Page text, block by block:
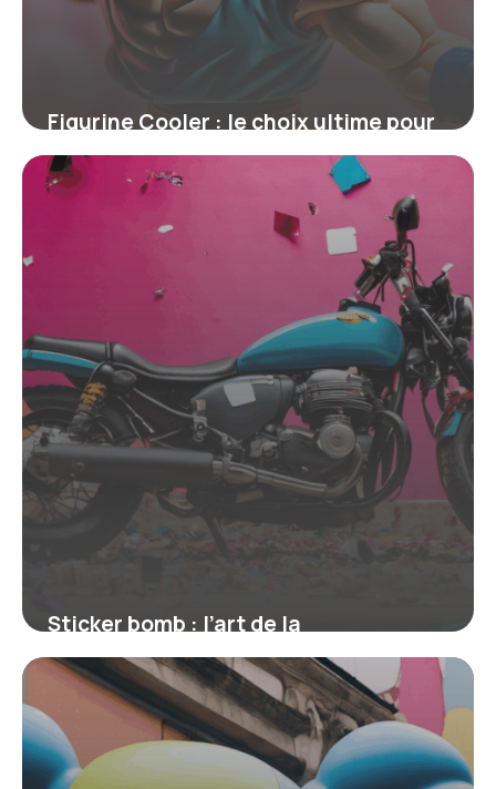
Figurine Cooler : le choix ultime pour
les fans de Dragon Ball Z
4 juillet 2025
Sticker bomb : l’art de la
customisation explosive
15 juin 2026